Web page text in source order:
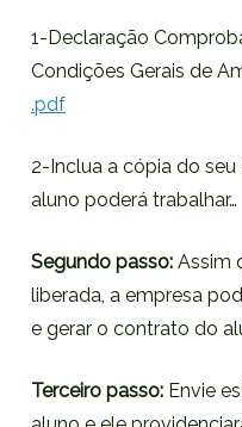
1-Declaração
Condições Gerais de
.pdf
2-Inclua a cópia do seu
aluno poderá trabalhar…
Segundo passo: Assim
liberada, a empresa
e gerar o contrato do
Terceiro passo: Envie